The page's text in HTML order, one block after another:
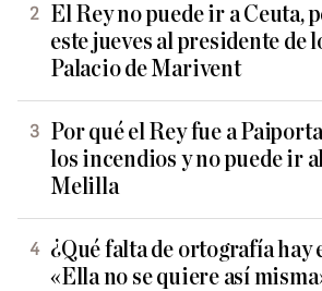
El Rey no puede ir a Ceuta,
este jueves al presidente de
Palacio de Marivent
Por qué el Rey fue a
los incendios y no puede ir
Melilla
¿Qué falta de ortografía hay
«Ella no se quiere así